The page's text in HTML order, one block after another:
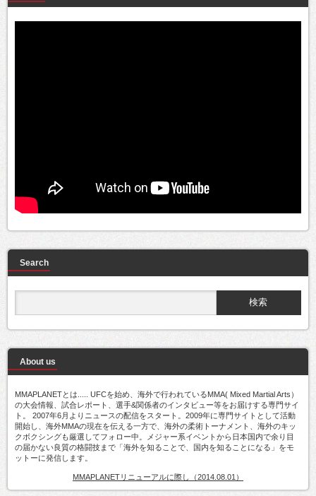
Search
About us
MMAPLANETとは..... UFCを始め、海外で行われているMMA( Mixed Martial Arts）
の大会情報、試合レポート、選手&関係者のインタビュー等をお届けする専門サイ
ト。 2007年6月よりニュースの配信をスタート。2009年に専門サイトとして活動
開始し、海外MMAの現在を伝える一方で、海外の柔術トーナメント、海外のキッ
クボクシングも厳選してフォロー中。メジャー系イベントから日本国内で余り目
の届かない良質の格闘技まで「海外を知ることで、国内を知ることになる」をモ
ットーに発信します。
MMAPLANETリニューアルに際し（2014.08.01）